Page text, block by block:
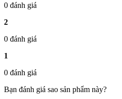
0 đánh giá
2
0 đánh giá
1
0 đánh giá
Bạn đánh giá sao sản phẩm này?